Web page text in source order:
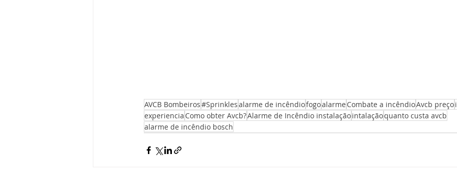
AVCB Bombeiros#Sprinklesalarme de incêndiofogoalarme Combate a incêndioAvcb preço
experiencia Como obter Avcb?Alarme de Incêndio instalaçãointalaçãoquanto custa avcb
alarme de incêndio bosch